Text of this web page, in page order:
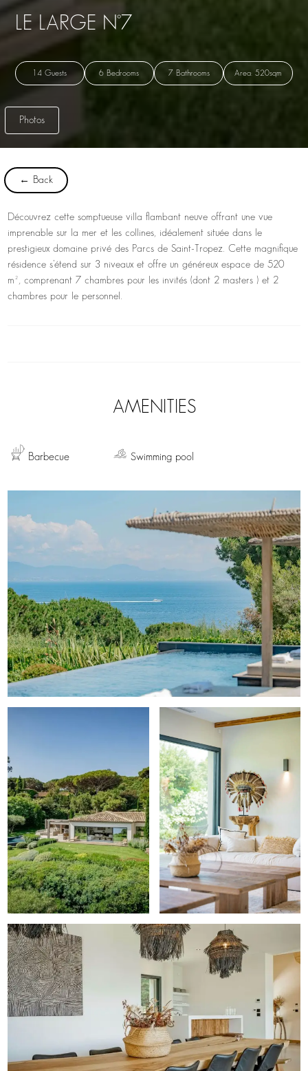
LE LARGE N°7
14 Guests 6 Bedrooms 7 Bathrooms Area: 520sqm
Photos
← Back
Découvrez cette somptueuse villa flambant neuve offrant une vue
imprenable sur la mer et les collines, idéalement située dans le
prestigieux domaine privé des Parcs de Saint-Tropez. Cette magnifique
résidence s’étend sur 3 niveaux et offre un généreux espace de 520
m², comprenant 7 chambres pour les invités (dont 2 masters ) et 2
chambres pour le personnel.
AMENITIES
Barbecue Swimming pool